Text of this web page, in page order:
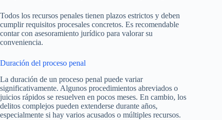
Todos los recursos penales tienen plazos estrictos y deben
cumplir requisitos procesales concretos. Es recomendable
contar con asesoramiento jurídico para valorar su
conveniencia.
Duración del proceso penal
La duración de un proceso penal puede variar
significativamente. Algunos procedimientos abreviados o
juicios rápidos se resuelven en pocos meses. En cambio, los
delitos complejos pueden extenderse durante años,
especialmente si hay varios acusados o múltiples recursos.